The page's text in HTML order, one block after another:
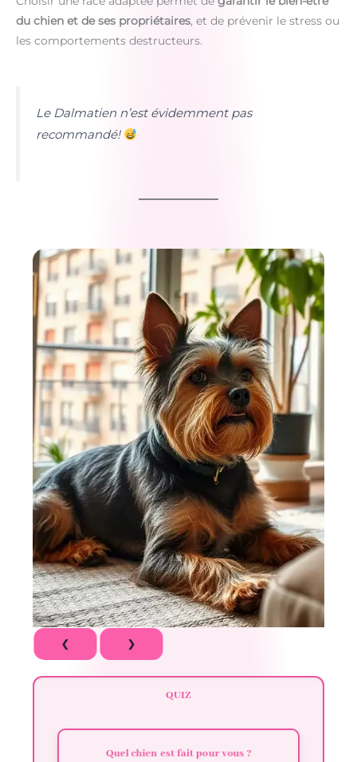
du chien et de ses propriétaires, et de prévenir le stress ou
les comportements destructeurs.
Le Dalmatien n’est évidemment pas
recommandé!
❮ ❯
QUIZ
Quel chien est fait pour vous ?